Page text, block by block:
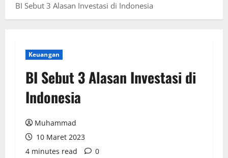
BI Sebut 3 Alasan Investasi di Indonesia
Keuangan
BI Sebut 3 Alasan Investasi di
Indonesia
Muhammad
10 Maret 2023
4 minutes read
0